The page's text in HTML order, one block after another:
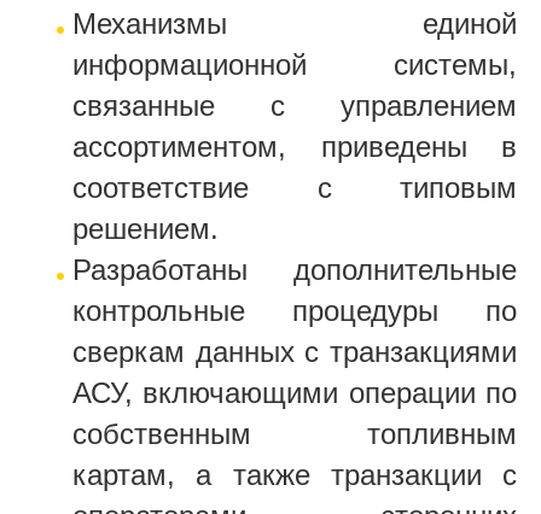
Механизмы единой
информационной системы,
связанные с управлением
ассортиментом, приведены в
соответствие с типовым
решением.
Разработаны дополнительные
контрольные процедуры по
сверкам данных с транзакциями
АСУ, включающими операции по
собственным топливным
картам, а также транзакции с